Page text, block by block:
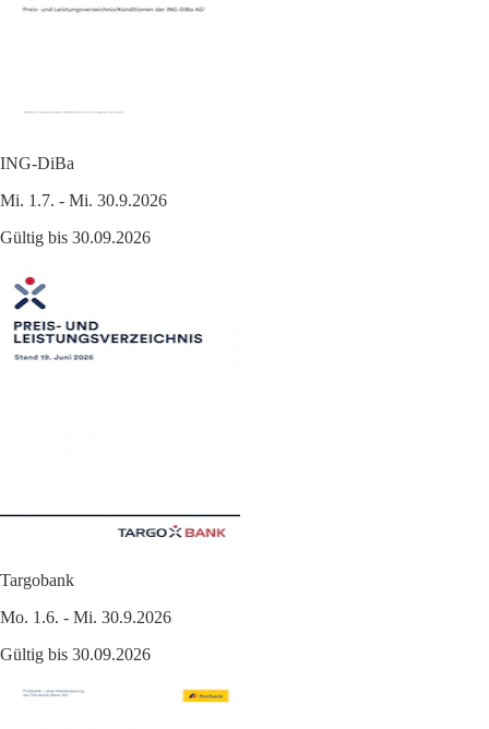
ING-DiBa
Mi. 1.7. - Mi. 30.9.2026
Gültig bis 30.09.2026
Targobank
Mo. 1.6. - Mi. 30.9.2026
Gültig bis 30.09.2026